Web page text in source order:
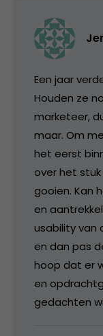
Een jaar
Houden ze
marketeer,
maar. Om
het eerst
over het
gooien. Kan
en
usability van
en dan pas
hoop dat er
en
gedachten